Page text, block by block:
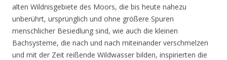
alten Wildnisgebiete des Moors, die bis heute nahezu
unberührt, ursprünglich und ohne größere Spuren
menschlicher Besiedlung sind, wie auch die kleinen
Bachsysteme, die nach und nach miteinander verschmelzen
und mit der Zeit reißende Wildwasser bilden, inspirierten die